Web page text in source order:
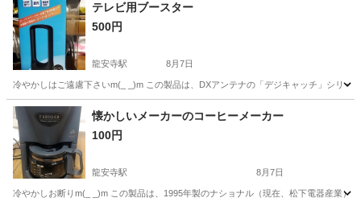
テレビ用ブースター
500円
龍安寺駅 8月7日
冷やかしはご遠慮下さいm(_ _)m この製品は、DXアンテナの「デジキャッチ」シリ
京都 京都市 龍安寺駅 テレビ
懐かしいメーカーのコーヒーメーカー
100円
龍安寺駅 8月7日
冷やかしお断りm(_ _)m この製品は、1995年製のナショナル（現在、松下電器産業）